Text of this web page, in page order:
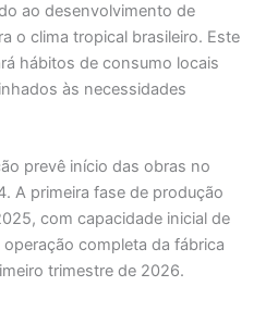
ao desenvolvimento de
o clima tropical brasileiro. Este
hábitos de consumo locais
às necessidades
prevê início das obras no
A primeira fase de produção
com capacidade inicial de
completa da fábrica
trimestre de 2026.